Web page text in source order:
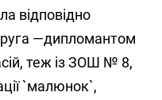
відповідно
—дипломантом
теж із ЗОШ № 8,
`малюнок`,